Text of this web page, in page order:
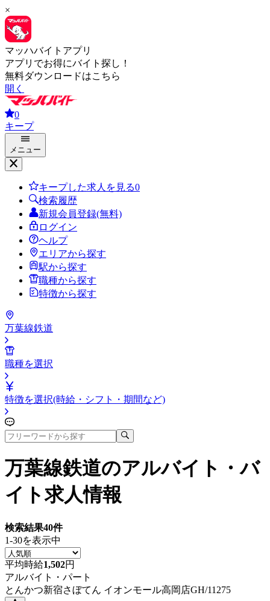
×
マッハバイトアプリ
アプリでお得にバイト探し！
無料ダウンロードはこちら
開く
0
キープ
メニュー
キープした求人を見る0
検索履歴
新規会員登録(無料)
ログイン
ヘルプ
エリアから探す
駅から探す
職種から探す
特徴から探す
万葉線鉄道
職種を選択
特徴を選択(時給・シフト・期間など)
万葉線鉄道のアルバイト・バ
イト求人情報
検索結果40件
1-30を表示中
平均時給1,502円
アルバイト・パート
とんかつ新宿さぼてん イオンモール高岡店GH/11275